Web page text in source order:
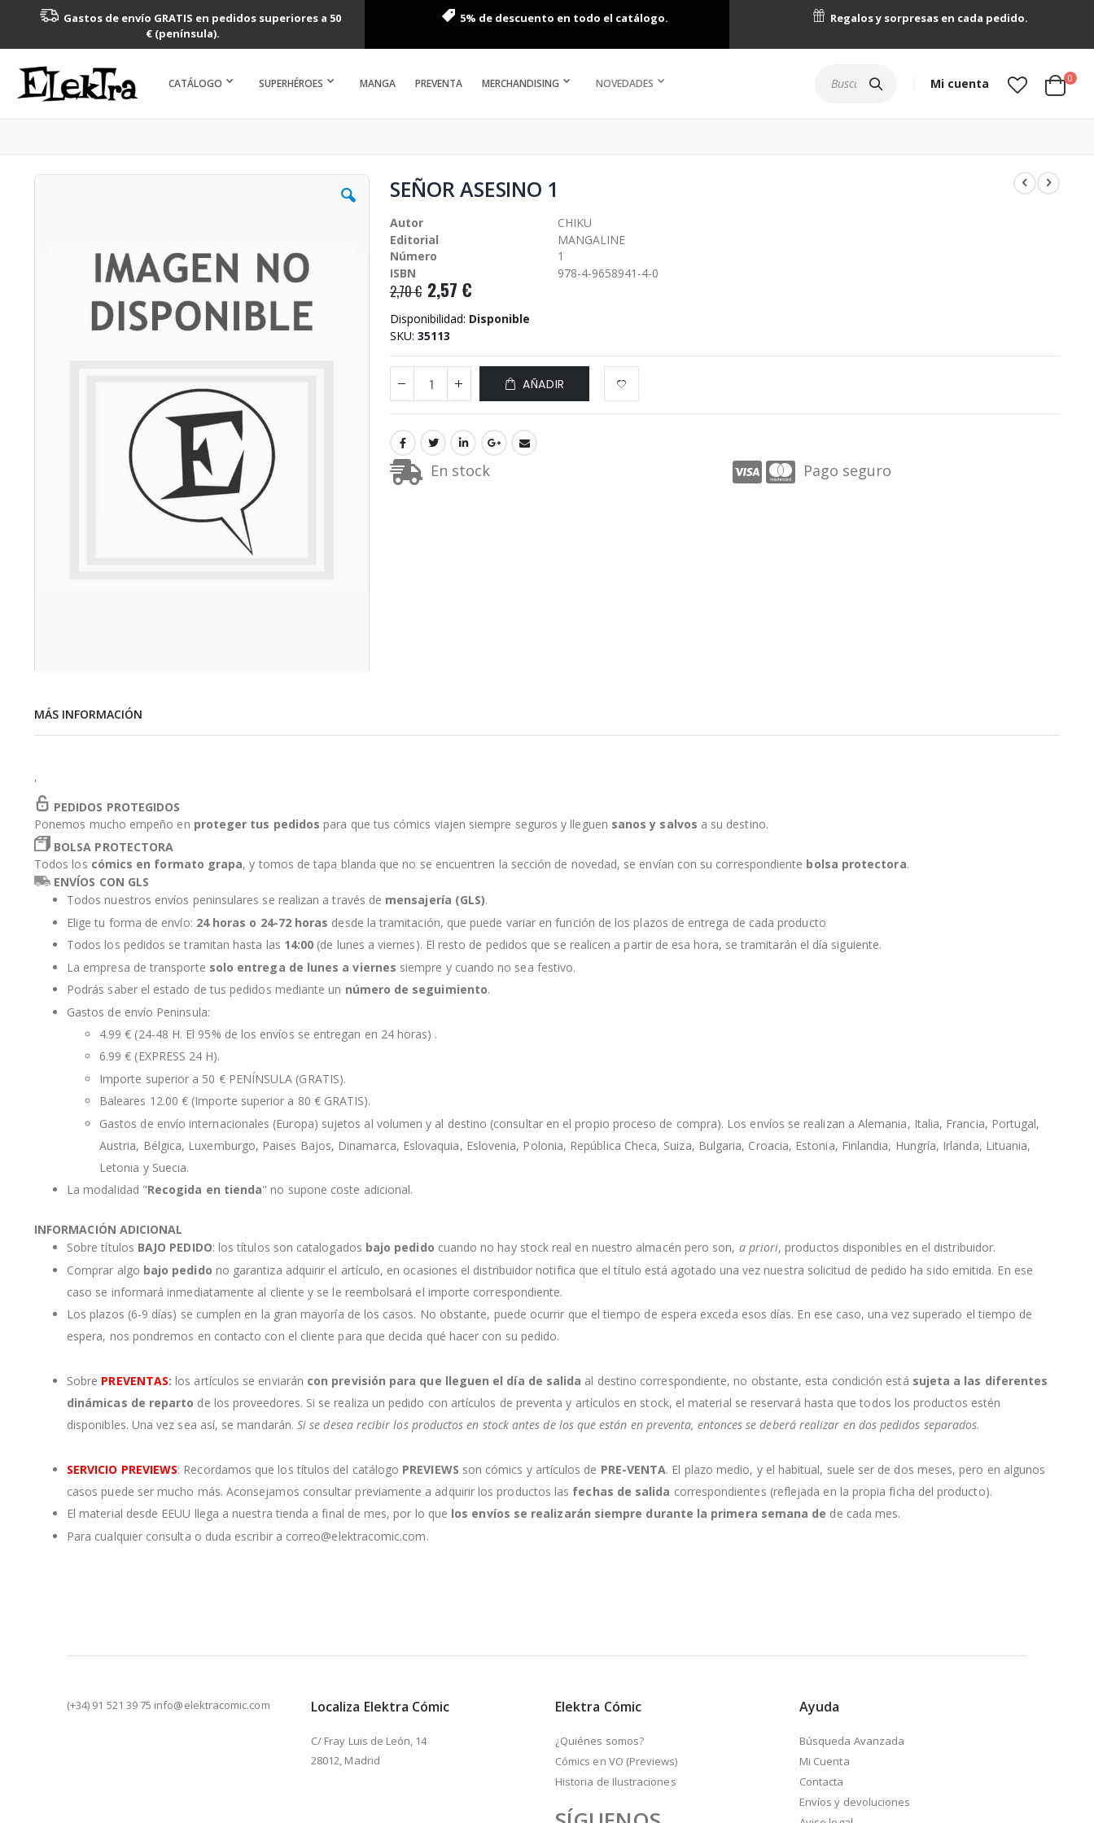
Gastos de envío GRATIS en pedidos superiores a 50
€ (península).
5% de descuento en todo el catálogo. Regalos y sorpresas en cada pedido.
CATÁLOGO SUPERHÉROES MANGA PREVENTA MERCHANDISING NOVEDADES Mi cuenta Cart
0
Saltar
comienzo
la
imágenes
SEÑOR ASESINO 1
Autor
CHIKU
Editorial
MANGALINE
Número
1
ISBN
978-4-9658941-4-0
2,70 € 2,57 €
Disponibilidad: Disponible
SKU 35113
AÑADIR
En stock Pago seguro
MÁS INFORMACIÓN
'
PEDIDOS PROTEGIDOS
Ponemos mucho empeño en proteger tus pedidos para que tus cómics viajen siempre seguros y lleguen sanos y salvos a su destino.
BOLSA PROTECTORA
Todos los cómics en formato grapa, y tomos de tapa blanda que no se encuentren la sección de novedad, se envían con su correspondiente bolsa protectora.
ENVÍOS CON GLS
Todos nuestros envíos peninsulares se realizan a través de mensajería (GLS).
Elige tu forma de envío: 24 horas o 24-72 horas desde la tramitación, que puede variar en función de los plazos de entrega de cada producto
Todos los pedidos se tramitan hasta las 14:00 (de lunes a viernes). El resto de pedidos que se realicen a partir de esa hora, se tramitarán el día siguiente.
La empresa de transporte solo entrega de lunes a viernes siempre y cuando no sea festivo.
Podrás saber el estado de tus pedidos mediante un número de seguimiento.
Gastos de envío Peninsula:
4.99 € (24-48 H. El 95% de los envíos se entregan en 24 horas) .
6.99 € (EXPRESS 24 H).
Importe superior a 50 € PENÍNSULA (GRATIS).
Baleares 12.00 € (Importe superior a 80 € GRATIS).
Gastos de envío internacionales (Europa) sujetos al volumen y al destino (consultar en el propio proceso de compra). Los envíos se realizan a Alemania, Italia, Francia, Portugal,
Austria, Bélgica, Luxemburgo, Paises Bajos, Dinamarca, Eslovaquia, Eslovenia, Polonia, República Checa, Suiza, Bulgaria, Croacia, Estonia, Finlandia, Hungría, Irlanda, Lituania,
Letonia y Suecia.
La modalidad "Recogida en tienda" no supone coste adicional.
INFORMACIÓN ADICIONAL
Sobre títulos BAJO PEDIDO: los títulos son catalogados bajo pedido cuando no hay stock real en nuestro almacén pero son, a priori, productos disponibles en el distribuidor.
Comprar algo bajo pedido no garantiza adquirir el artículo, en ocasiones el distribuidor notifica que el título está agotado una vez nuestra solicitud de pedido ha sido emitida. En ese
caso se informará inmediatamente al cliente y se le reembolsará el importe correspondiente.
Los plazos (6-9 días) se cumplen en la gran mayoría de los casos. No obstante, puede ocurrir que el tiempo de espera exceda esos días. En ese caso, una vez superado el tiempo de
espera, nos pondremos en contacto con el cliente para que decida qué hacer con su pedido.
Sobre PREVENTAS:los artículos se enviarán con previsión para que lleguen el día de salida al destino correspondiente, no obstante, esta condición está sujeta a las diferentes
dinámicas de reparto de los proveedores. Si se realiza un pedido con artículos de preventa y artículos en stock, el material se reservará hasta que todos los productos estén
disponibles. Una vez sea así, se mandarán.Si se desea recibir los productos en stock antes de los que están en preventa, entonces se deberá realizar en dos pedidos separados.
SERVICIO PREVIEWS: Recordamos que los títulos del catálogo PREVIEWS son cómics y artículos de PRE-VENTA. El plazo medio, y el habitual, suele ser de dos meses, pero en algunos
casos puede ser mucho más. Aconsejamos consultar previamente a adquirir los productos las fechas de salida correspondientes (reflejada en la propia ficha del producto).
El material desde EEUU llega a nuestra tienda a final de mes, por lo que los envíos se realizarán siempre durante la primera semana de de cada mes.
Para cualquier consulta o duda escribir a correo@elektracomic.com.
(+34) 91 521 39 75 info@elektracomic.com Localiza Elektra Cómic
C/ Fray Luis de León, 14
28012, Madrid
Elektra Cómic
¿Quiénes somos?
Cómics en VO (Previews)
Historia de Ilustraciones
Ayuda
Búsqueda Avanzada
Mi Cuenta
Contacta
Envíos y devoluciones